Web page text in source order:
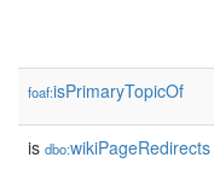
foaf:isPrimaryTopicOf
is dbo:wikiPageRedirects